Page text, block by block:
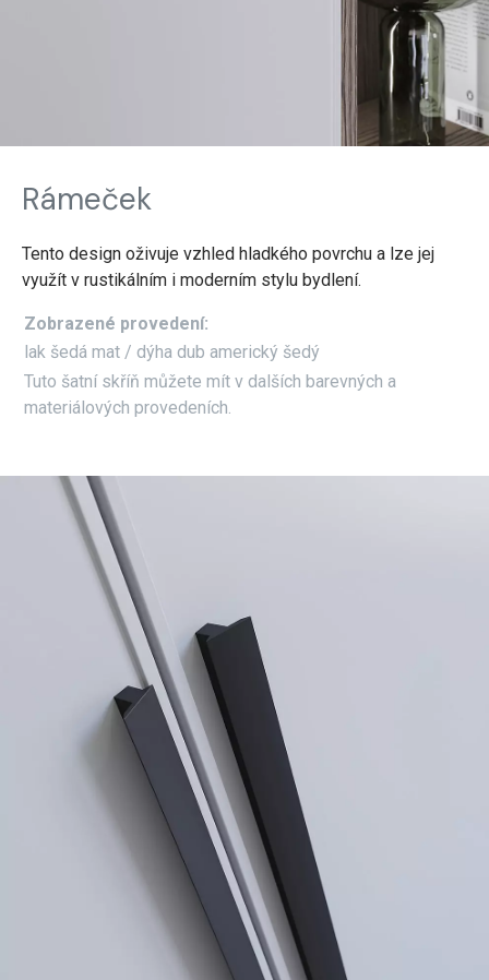
Rámeček
Tento design oživuje vzhled hladkého povrchu a lze jej
využít v rustikálním i moderním stylu bydlení.
Zobrazené provedení:
lak šedá mat / dýha dub americký šedý
Tuto šatní skříň můžete mít v dalších barevných a
materiálových provedeních.